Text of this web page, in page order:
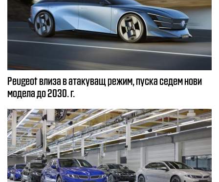
Peugeot влиза в атакуващ режим, пуска седем нови
модела до 2030. г.